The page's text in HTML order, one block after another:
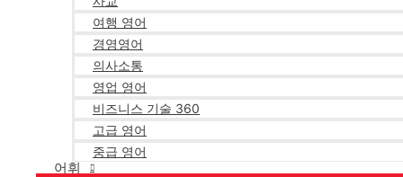
여행 영어
경영영어
의사소통
영업 영어
비즈니스 기술 360
고급 영어
중급 영어
어휘